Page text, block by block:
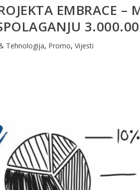
EMBRACE –
Tehnologija, Promo, Vijesti